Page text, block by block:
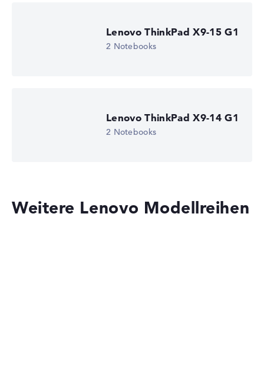
Lenovo ThinkPad X9-15 G1
2 Notebooks
Lenovo ThinkPad X9-14 G1
2 Notebooks
Weitere Lenovo Modellreihen